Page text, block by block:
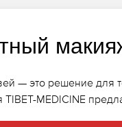
— это решение для
MEDICINE